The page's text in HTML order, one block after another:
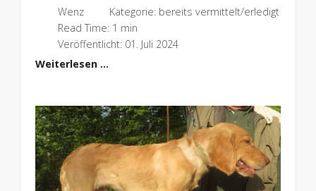
Wenz Kategorie: bereits vermittelt/erledigt
Read Time: 1 min
Veröffentlicht: 01. Juli 2024
Weiterlesen …